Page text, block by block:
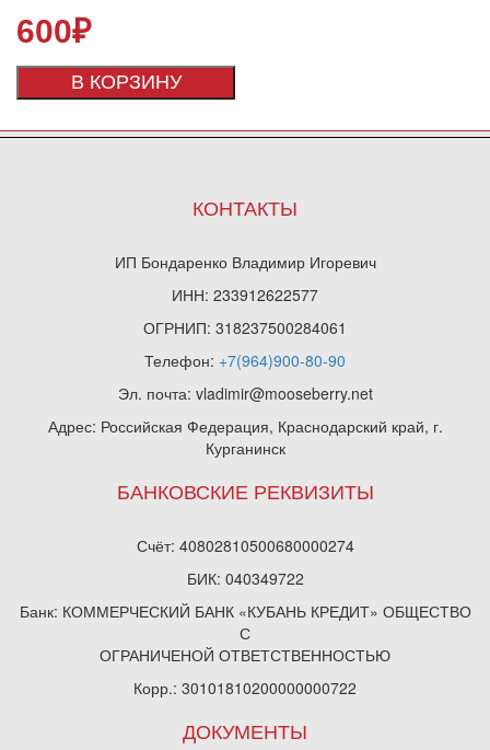
600₽
В КОРЗИНУ
КОНТАКТЫ
ИП Бондаренко Владимир Игоревич
ИНН: 233912622577
ОГРНИП: 318237500284061
Телефон: +7(964)900-80-90
Эл. почта: vladimir@mooseberry.net
Адрес: Российская Федерация, Краснодарский край, г.
Курганинск
БАНКОВСКИЕ РЕКВИЗИТЫ
Счёт: 40802810500680000274
БИК: 040349722
Банк: КОММЕРЧЕСКИЙ БАНК «КУБАНЬ КРЕДИТ» ОБЩЕСТВО
С
ОГРАНИЧЕНОЙ ОТВЕТСТВЕННОСТЬЮ
Корр.: 30101810200000000722
ДОКУМЕНТЫ